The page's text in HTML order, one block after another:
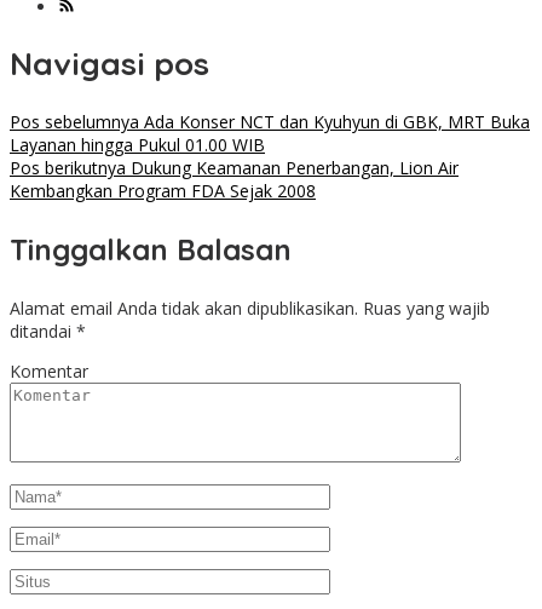
Navigasi pos
Pos sebelumnya Ada Konser NCT dan Kyuhyun di GBK, MRT Buka
Layanan hingga Pukul 01.00 WIB
Pos berikutnya Dukung Keamanan Penerbangan, Lion Air
Kembangkan Program FDA Sejak 2008
Tinggalkan Balasan
Alamat email Anda tidak akan dipublikasikan. Ruas yang wajib
ditandai *
Komentar